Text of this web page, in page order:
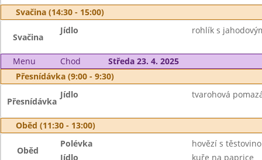
Svačina (14:30 - 15:00)
Svačina
Jídlo rohlík s
Menu Chod
Středa 23. 4. 2025
Přesnídávka (9:00 - 9:30)
Přesnídávka
Jídlo tvarohová
Oběd (11:30 - 13:00)
Oběd
Polévka
hovězí s
Jídlo
kuře na paprice